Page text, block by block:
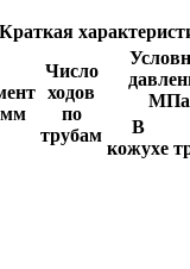
Краткая
мм
Число
ходов
по
трубам
МПа
В
кожухе